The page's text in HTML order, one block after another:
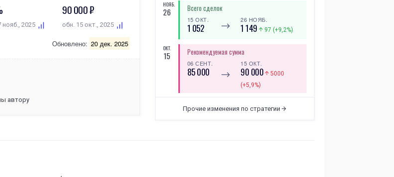
нояб., 2025
90 000 ₽
обн. 15 окт., 2025
Обновлено: 20 дек. 2025
автору
НОЯБ.
26 Всего сделок
15 ОКТ.
1 052 ⟶
26 НОЯБ.
1 149 97 (+9,2%)
ОКТ.
15 Рекомендуемая сумма
06 СЕНТ.
85 000 ⟶
15 ОКТ.
90 000
5000
(+5,9%)
Существует дней
Прочие изменения по стратегии